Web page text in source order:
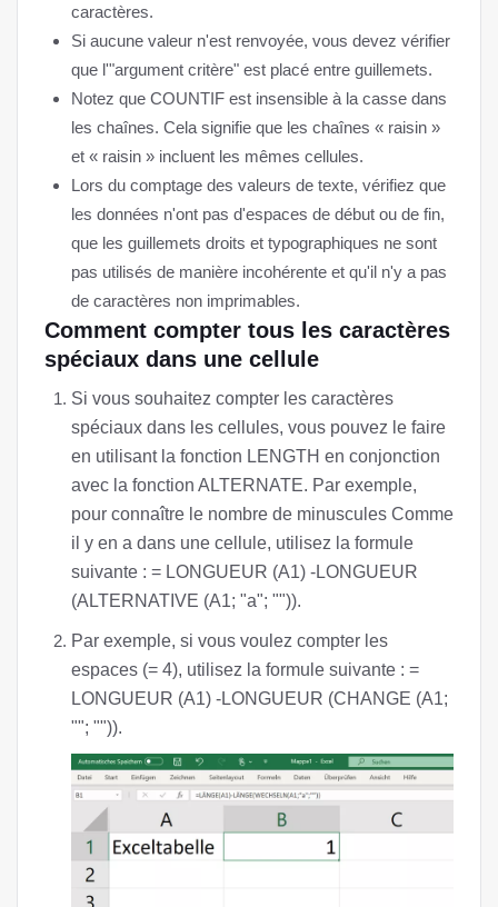
caractères.
Si aucune valeur n'est renvoyée, vous devez vérifier
que l'"argument critère" est placé entre guillemets.
Notez que COUNTIF est insensible à la casse dans
les chaînes. Cela signifie que les chaînes « raisin »
et « raisin » incluent les mêmes cellules.
Lors du comptage des valeurs de texte, vérifiez que
les données n'ont pas d'espaces de début ou de fin,
que les guillemets droits et typographiques ne sont
pas utilisés de manière incohérente et qu'il n'y a pas
de caractères non imprimables.
Comment compter tous les caractères
spéciaux dans une cellule
Si vous souhaitez compter les caractères
spéciaux dans les cellules, vous pouvez le faire
en utilisant la fonction LENGTH en conjonction
avec la fonction ALTERNATE. Par exemple,
pour connaître le nombre de minuscules Comme
il y en a dans une cellule, utilisez la formule
suivante : = LONGUEUR (A1) -LONGUEUR
(ALTERNATIVE (A1; "a"; "")).
Par exemple, si vous voulez compter les
espaces (= 4), utilisez la formule suivante : =
LONGUEUR (A1) -LONGUEUR (CHANGE (A1;
""; "")).